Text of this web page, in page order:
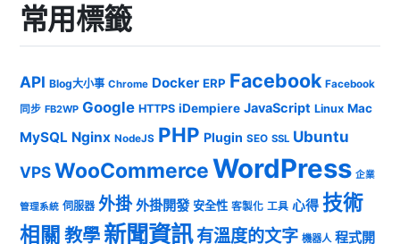
常用標籤
API Blog大小事 Chrome Docker ERP Facebook Facebook
同步 FB2WP Google HTTPS iDempiere JavaScript Linux Mac
MySQL Nginx NodeJS PHP Plugin SEO SSL Ubuntu
VPSWooCommerceWordPress 企業
管理系統 伺服器 外掛 外掛開發 安全性 客製化 工具 心得 技術
相關 教學 新聞資訊有溫度的文字 機器人 程式開